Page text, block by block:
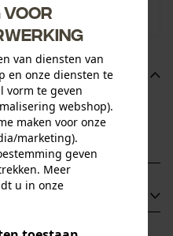
blad en ketting:
en 4 bijpassende
van een van de
voor
van diensten van
en onze diensten te
vorm te geven
webshop).
maken voor onze
marketing).
geven
Meer
u in onze